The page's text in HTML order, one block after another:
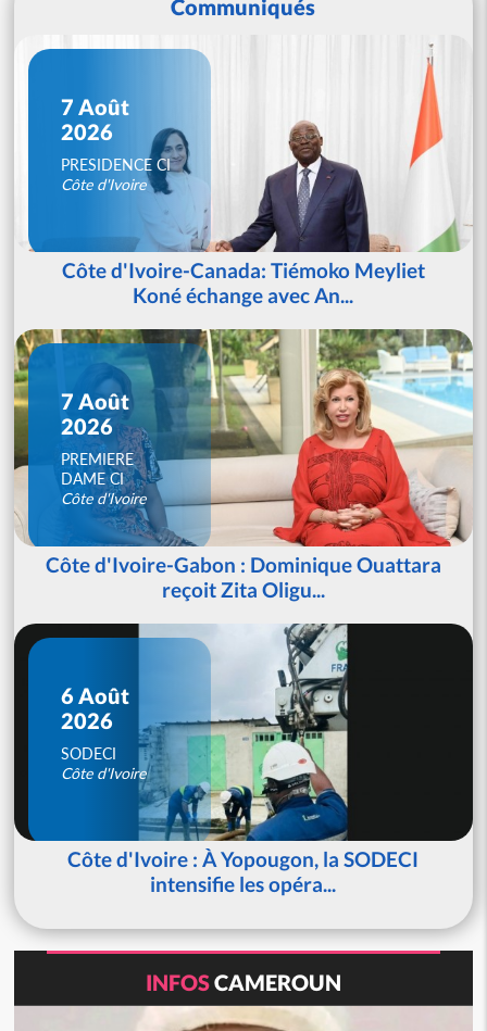
Communiqués
7 Août
2026
PRESIDENCE CI
Côte d'Ivoire
Côte d'Ivoire-Canada: Tiémoko Meyliet
Koné échange avec An...
7 Août
2026
PREMIERE
DAME CI
Côte d'Ivoire
Côte d'Ivoire-Gabon : Dominique Ouattara
reçoit Zita Oligu...
6 Août
2026
SODECI
Côte d'Ivoire
Côte d'Ivoire : À Yopougon, la SODECI
intensifie les opéra...
INFOSCAMEROUN